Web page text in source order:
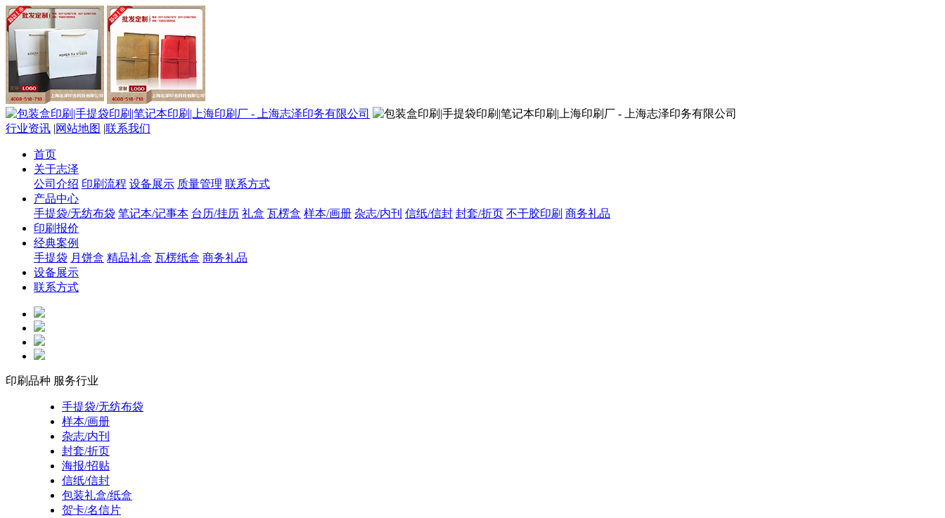
行业资讯 |网站地图 |联系我们
首页
关于志泽
公司介绍 印刷流程 设备展示 质量管理 联系方式
产品中心
手提袋/无纺布袋 笔记本/记事本 台历/挂历 礼盒 瓦楞盒 样本/画册 杂志/内刊 信纸/信封 封套/折页 不干胶印刷 商务礼品
印刷报价
经典案例
手提袋 月饼盒 精品礼盒 瓦楞纸盒 商务礼品
设备展示
联系方式
印刷品种 服务行业
手提袋/无纺布袋
样本/画册
杂志/内刊
封套/折页
海报/招贴
信纸/信封
包装礼盒/纸盒
贺卡/名信片